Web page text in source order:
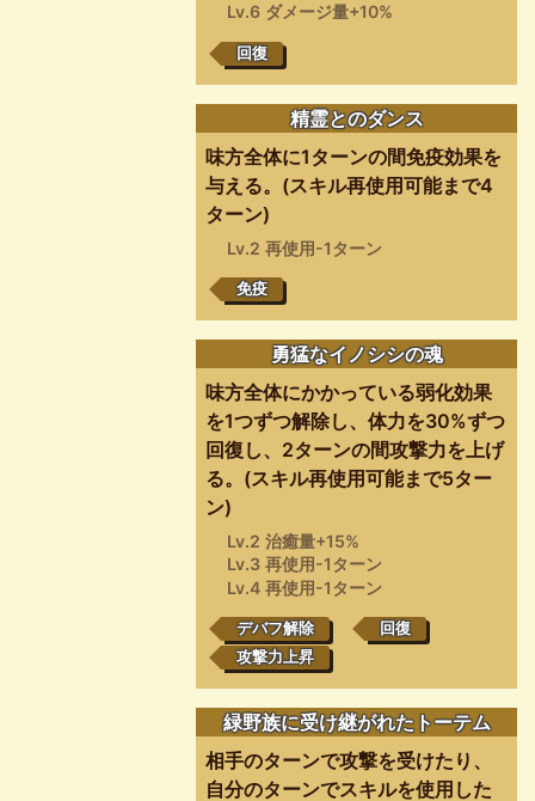
Lv.6 ダメージ量+10%
回復
精霊とのダンス
味方全体に1ターンの間免疫効果を
与える。(スキル再使用可能まで4
ターン)
Lv.2 再使用-1ターン
免疫
勇猛なイノシシの魂
味方全体にかかっている弱化効果
を1つずつ解除し、体力を30%ずつ
回復し、2ターンの間攻撃力を上げ
る。(スキル再使用可能まで5ター
ン)
Lv.2 治癒量+15%
Lv.3 再使用-1ターン
Lv.4 再使用-1ターン
デバフ解除
回復
攻撃力上昇
緑野族に受け継がれたトーテム
相手のターンで攻撃を受けたり、
自分のターンでスキルを使用した